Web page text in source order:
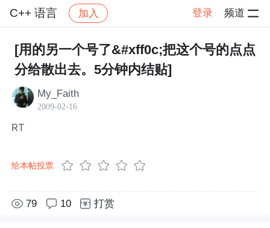
C++ 语言 加入 登录 频道
社区 C++ 语言 帖子详情
[用的另一个号了&#xff0c;把这个号的点点
分给散出去。5分钟内结贴]
My_Faith
2009-02-16
RT
给本帖投票
79 10 打赏